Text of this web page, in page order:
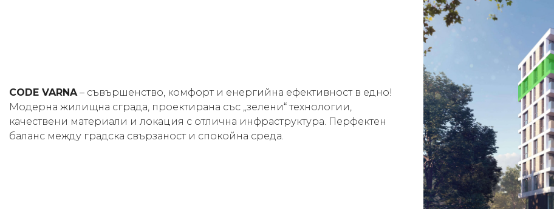
CODE VARNA– съвършенство, комфорт и енергийна ефективност в едно!
Модерна жилищна сграда, проектирана със „зелени“ технологии,
качествени материали и локация с отлична инфраструктура. Перфектен
баланс между градска свързаност и спокойна среда.